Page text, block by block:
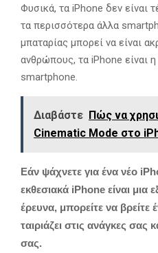
Φυσικά, τα iPhone δεν είναι
τα περισσότερα άλλα
μπαταρίας μπορεί να είναι
ανθρώπους, τα iPhone είναι
smartphone.
Διαβάστε Πώς να
Cinematic Mode στο
Εάν ψάχνετε για ένα νέο
εκθεσιακά iPhone είναι μια
έρευνα, μπορείτε να
ταιριάζει στις ανάγκες
σας.